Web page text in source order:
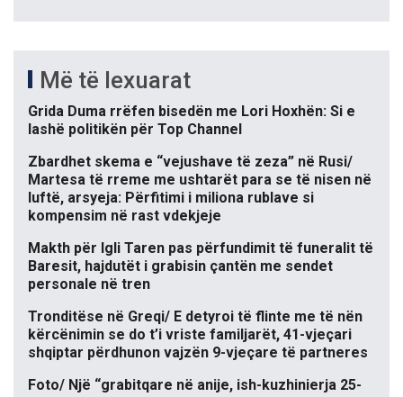
Më të lexuarat
Grida Duma rrëfen bisedën me Lori Hoxhën: Si e
lashë politikën për Top Channel
Zbardhet skema e “vejushave të zeza” në Rusi/
Martesa të rreme me ushtarët para se të nisen në
luftë, arsyeja: Përfitimi i miliona rublave si
kompensim në rast vdekjeje
Makth për Igli Taren pas përfundimit të funeralit të
Baresit, hajdutët i grabisin çantën me sendet
personale në tren
Tronditëse në Greqi/ E detyroi të flinte me të nën
kërcënimin se do t’i vriste familjarët, 41-vjeçari
shqiptar përdhunon vajzën 9-vjeçare të partneres
Foto/ Një “grabitqare në anije, ish-kuzhinierja 25-